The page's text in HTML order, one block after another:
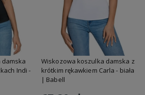
Indi -
Wiskozowa koszulka damska z
krótkim rękawkiem Carla - biała
| Babell